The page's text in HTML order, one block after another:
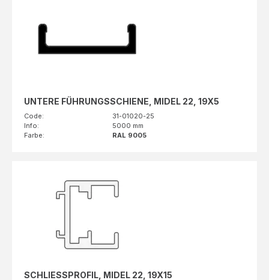
UNTERE FÜHRUNGSSCHIENE, MIDEL 22, 19X5
Code:
31-01020-25
Info:
5000 mm
Farbe:
RAL 9005
SCHLIESSPROFIL, MIDEL 22, 19X15